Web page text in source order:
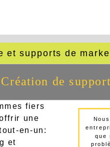
et supports de
Création de
fiers
une
en-un:
que